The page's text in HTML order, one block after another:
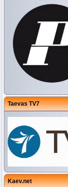
Taevas TV7
Kaev.net